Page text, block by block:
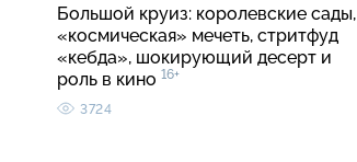
Большой круиз: королевские сады,
«космическая» мечеть, стритфуд
«кебда», шокирующий десерт и
роль в кино 16+
3724